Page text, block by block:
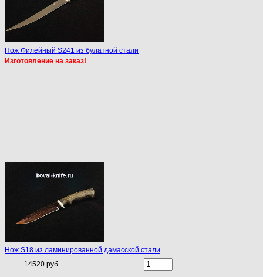
Нож Филейный S241 из булатной стали
Изготовление на заказ!
Нож S18 из ламинированной дамасской стали
14520 руб.